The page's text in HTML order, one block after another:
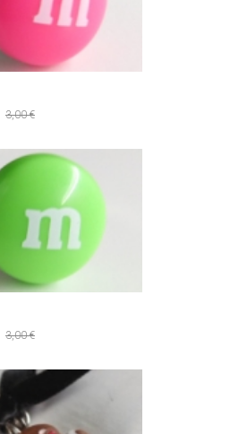
3,00 €
3,00 €